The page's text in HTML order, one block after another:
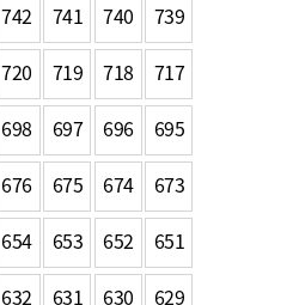
742 741 740
739
720 719 718
717
698 697 696
695
676 675 674
673
654 653 652
651
632 631 630
629